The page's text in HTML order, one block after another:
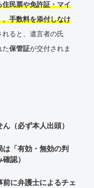
民票や免許証・マイ
手数料を添付しなけ
ると、遺言者の氏
た保管証が交付されま
（必ず本人出頭）
「有効・無効の判
認）
に弁護士によるチェ